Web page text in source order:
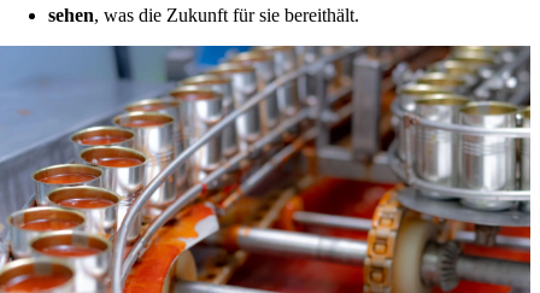
sehen, was die Zukunft für sie bereithält.